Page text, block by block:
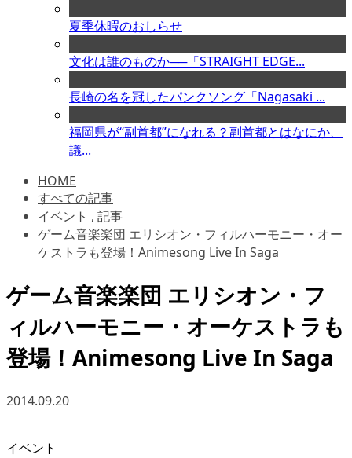
夏季休暇のおしらせ
文化は誰のものか──「STRAIGHT EDGE...
長崎の名を冠したパンクソング「Nagasaki ...
福岡県が“副首都”になれる？副首都とはなにか、
議...
HOME
すべての記事
イベント , 記事
ゲーム音楽楽団 エリシオン・フィルハーモニー・オー
ケストラも登場！Animesong Live In Saga
ゲーム音楽楽団 エリシオン・フ
ィルハーモニー・オーケストラも
登場！Animesong Live In Saga
2014.09.20
イベント